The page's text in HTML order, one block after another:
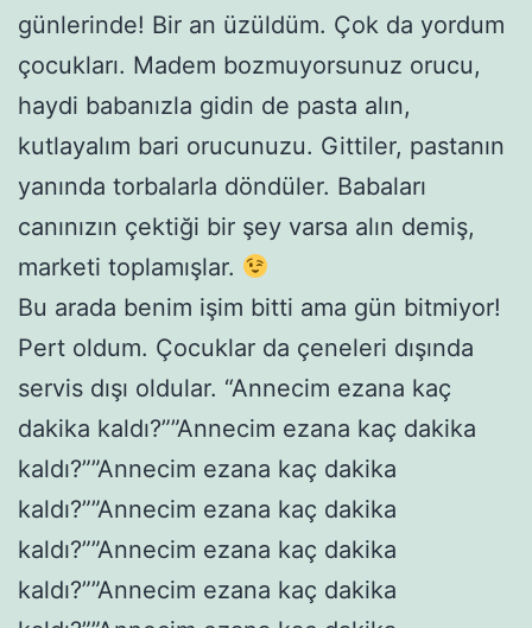
günlerinde! Bir an üzüldüm. Çok da yordum
çocukları. Madem bozmuyorsunuz orucu,
haydi babanızla gidin de pasta alın,
kutlayalım bari orucunuzu. Gittiler, pastanın
yanında torbalarla döndüler. Babaları
canınızın çektiği bir şey varsa alın demiş,
marketi toplamışlar.
Bu arada benim işim bitti ama gün bitmiyor!
Pert oldum. Çocuklar da çeneleri dışında
servis dışı oldular. “Annecim ezana kaç
dakika kaldı?””Annecim ezana kaç dakika
kaldı?””Annecim ezana kaç dakika
kaldı?””Annecim ezana kaç dakika
kaldı?””Annecim ezana kaç dakika
kaldı?””Annecim ezana kaç dakika